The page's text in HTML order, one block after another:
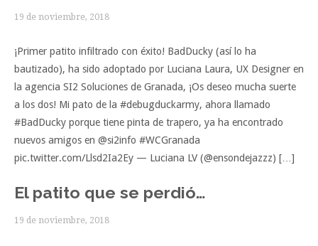
19 de noviembre, 2018
¡Primer patito infiltrado con éxito! BadDucky (así lo ha
bautizado), ha sido adoptado por Luciana Laura, UX Designer en
la agencia SI2 Soluciones de Granada, ¡Os deseo mucha suerte
a los dos! Mi pato de la #debugduckarmy, ahora llamado
#BadDucky porque tiene pinta de trapero, ya ha encontrado
nuevos amigos en @si2info #WCGranada
pic.twitter.com/Llsd2Ia2Ey — Luciana LV (@ensondejazzz) […]
El patito que se perdió…
19 de noviembre, 2018